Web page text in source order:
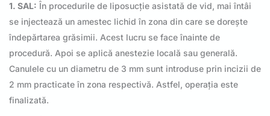
1. SAL: În procedurile de liposucție asistată de vid, mai întâi
se injectează un amestec lichid în zona din care se dorește
îndepărtarea grăsimii. Acest lucru se face înainte de
procedură. Apoi se aplică anestezie locală sau generală.
Canulele cu un diametru de 3 mm sunt introduse prin incizii de
2 mm practicate în zona respectivă. Astfel, operația este
finalizată.